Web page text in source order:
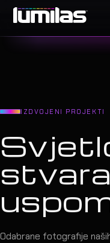
IZDVOJENI PROJEKTI
stvara
Odabrane fotografije